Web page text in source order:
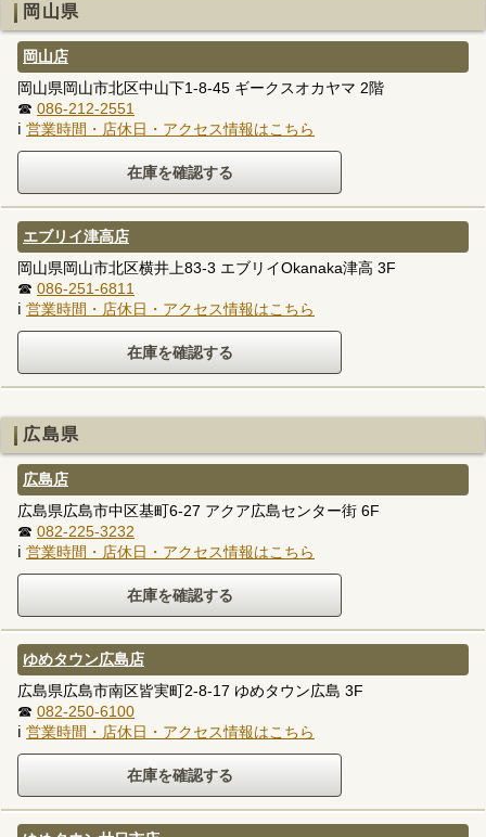
岡山県
岡山店
岡山県岡山市北区中山下1-8-45 ギークスオカヤマ 2階
☎ 086-212-2551
ℹ 営業時間・店休日・アクセス情報はこちら
エブリイ津高店
岡山県岡山市北区横井上83-3 エブリイOkanaka津高 3F
☎ 086-251-6811
ℹ 営業時間・店休日・アクセス情報はこちら
広島県
広島店
広島県広島市中区基町6-27 アクア広島センター街 6F
☎ 082-225-3232
ℹ 営業時間・店休日・アクセス情報はこちら
ゆめタウン広島店
広島県広島市南区皆実町2-8-17 ゆめタウン広島 3F
☎ 082-250-6100
ℹ 営業時間・店休日・アクセス情報はこちら